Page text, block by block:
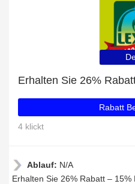
Rabatt
4 klickt
Ablauf: N/A
Erhalten Sie 26% Rabatt –